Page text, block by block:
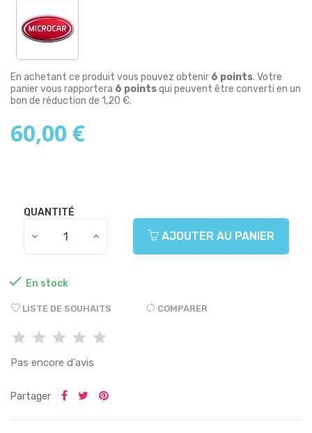
En achetant ce produit vous pouvez obtenir 6 points. Votre
panier vous rapportera 6 pointsqui peuvent être converti en un
bon de réduction de 1,20 €.
60,00 €
QUANTITÉ
AJOUTER AU PANIER
 En stock
LISTE DE SOUHAITS COMPARER
Pas encore d'avis
Partager